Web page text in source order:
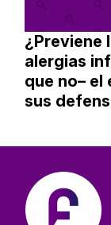
¿Previene
alergias
que no– el
sus